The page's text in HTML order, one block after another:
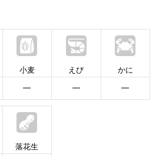
小麦
━
えび
━
かに
━
落花生